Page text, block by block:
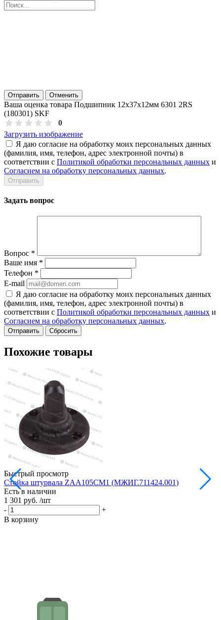
Отправить Отменить
Ваша оценка товара Подшипник 12х37х12мм 6301 2RS
(180301) SKF
0
Загрузить изображение
Я даю согласие на обработку моих персональных данных
(фамилия, имя, телефон, адрес электронной почты) в
соответствии с Политикой обработки персональных данных и
Согласием на обработку персональных данных.
Задать вопрос
Вопрос *
Ваше имя *
Телефон *
E-mail
Я даю согласие на обработку моих персональных данных
(фамилия, имя, телефон, адрес электронной почты) в
соответствии с Политикой обработки персональных данных и
Согласием на обработку персональных данных.
Сбросить
Похожие товары
Быстрый просмотр
Стойка штурвала ZAA105CM1 (МЖИГ.711424.001)
Есть в наличии
1 301 руб. /шт
-
+
В корзину